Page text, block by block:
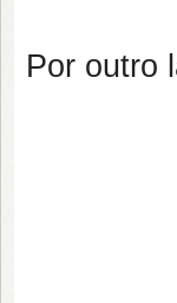
Por outro